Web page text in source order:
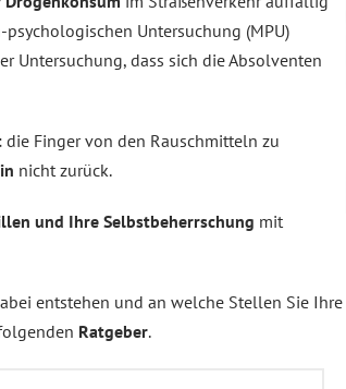
Untersuchung (MPU)
Untersuchung, dass sich die Absolventen
die Finger von den Rauschmitteln zu
nicht zurück.
und Ihre Selbstbeherrschung mit
entstehen und an welche Stellen Sie Ihre
Ratgeber.